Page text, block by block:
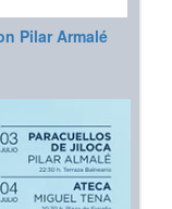
Pilar Armalé